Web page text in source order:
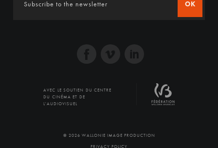
OK
AVEC LE SOUTIEN DU CENTRE
DU CINÉMA ET DE
L'AUDIOVISUEL
© 2026 WALLONIE IMAGE PRODUCTION
PRIVACY POLICY